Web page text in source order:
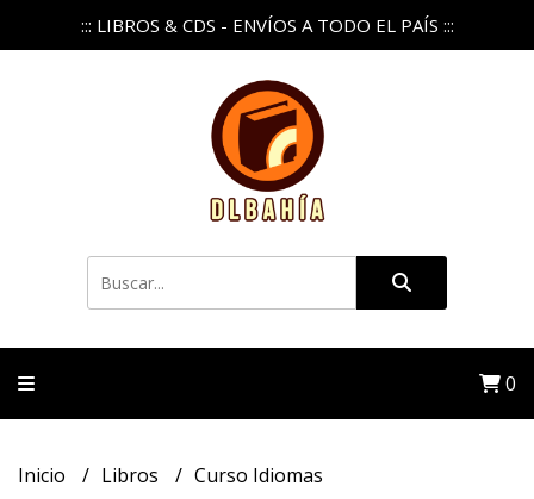
::: LIBROS & CDS - ENVÍOS A TODO EL PAÍS :::
0
Inicio Libros Curso Idiomas